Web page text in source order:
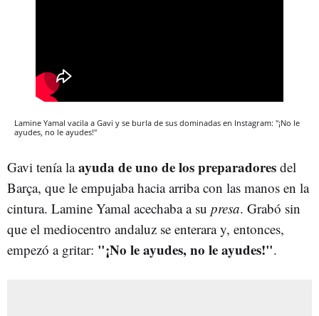
Lamine Yamal vacila a Gavi y se burla de sus dominadas en Instagram: "¡No le
ayudes, no le ayudes!"
Gavi tenía laayuda de uno de los preparadores del
Barça, que le empujaba hacia arriba con las manos en la
cintura. Lamine Yamal acechaba a su presa. Grabó sin
que el mediocentro andaluz se enterara y, entonces,
empezó a gritar: "¡No le ayudes, no le ayudes!".